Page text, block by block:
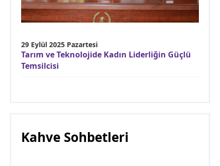
29 Eylül 2025 Pazartesi
Tarım ve Teknolojide Kadın Liderliğin Güçlü
Temsilcisi
Kahve Sohbetleri